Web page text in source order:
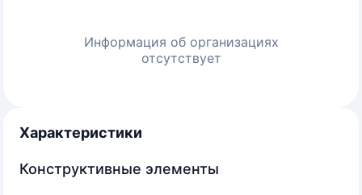
Информация об организациях
отсутствует
Характеристики
Конструктивные элементы